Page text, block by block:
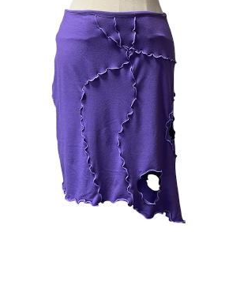
【SHAMAN】NO WARSミニスカート-パー
プル
¥6,700